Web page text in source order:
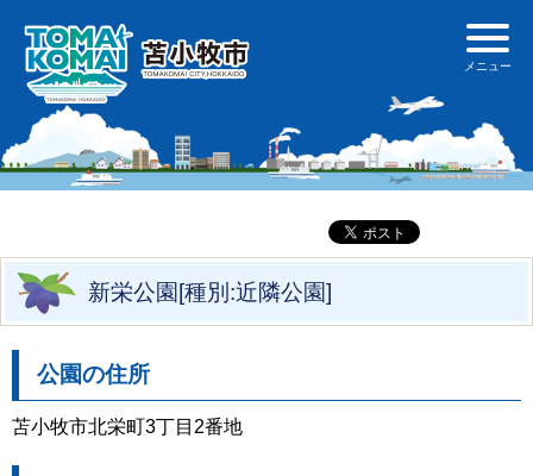
新栄公園[種別:近隣公園]
公園の住所
苫小牧市北栄町3丁目2番地